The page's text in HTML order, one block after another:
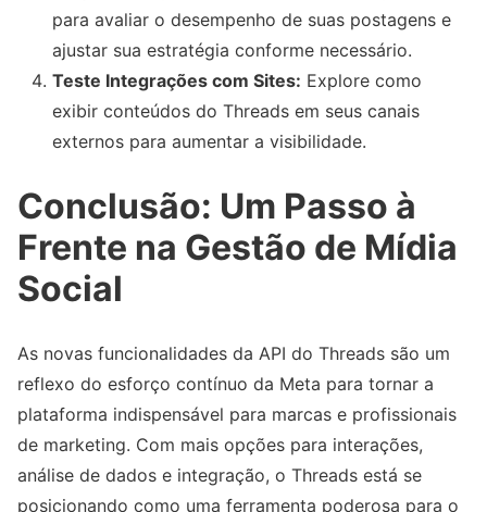
para avaliar o desempenho de suas postagens e
ajustar sua estratégia conforme necessário.
Teste Integrações com Sites: Explore como
exibir conteúdos do Threads em seus canais
externos para aumentar a visibilidade.
Conclusão: Um Passo à
Frente na Gestão de Mídia
Social
As novas funcionalidades da API do Threads são um
reflexo do esforço contínuo da Meta para tornar a
plataforma indispensável para marcas e profissionais
de marketing. Com mais opções para interações,
análise de dados e integração, o Threads está se
posicionando como uma ferramenta poderosa para o